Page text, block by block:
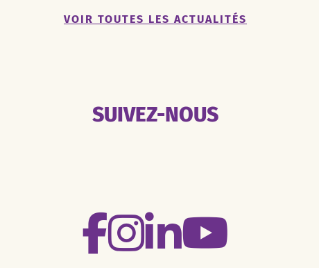
VOIR TOUTES LES ACTUALITÉS
SUIVEZ-NOUS